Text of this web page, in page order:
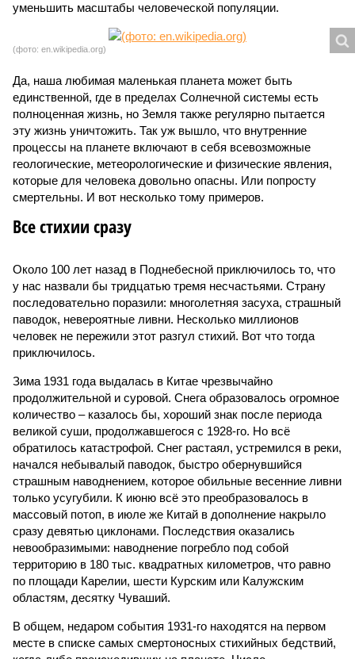
уменьшить масштабы человеческой популяции.
(фото: en.wikipedia.org)
Да, наша любимая маленькая планета может быть
единственной, где в пределах Солнечной системы есть
полноценная жизнь, но Земля также регулярно пытается
эту жизнь уничтожить. Так уж вышло, что внутренние
процессы на планете включают в себя всевозможные
геологические, метеорологические и физические явления,
которые для человека довольно опасны. Или попросту
смертельны. И вот несколько тому примеров.
Все стихии сразу
Около 100 лет назад в Поднебесной приключилось то, что
у нас назвали бы тридцатью тремя несчастьями. Страну
последовательно поразили: многолетняя засуха, страшный
паводок, невероятные ливни. Несколько миллионов
человек не пережили этот разгул стихий. Вот что тогда
приключилось.
Зима 1931 года выдалась в Китае чрезвычайно
продолжительной и суровой. Снега образовалось огромное
количество – казалось бы, хороший знак после периода
великой суши, продолжавшегося с 1928-го. Но всё
обратилось катастрофой. Снег растаял, устремился в реки,
начался небывалый паводок, быстро обернувшийся
страшным наводнением, которое обильные весенние ливни
только усугубили. К июню всё это преобразовалось в
массовый потоп, в июле же Китай в дополнение накрыло
сразу девятью циклонами. Последствия оказались
невообразимыми: наводнение погребло под собой
территорию в 180 тыс. квадратных километров, что равно
по площади Карелии, шести Курским или Калужским
областям, десятку Чуваший.
В общем, недаром события 1931-го находятся на первом
месте в списке самых смертоносных стихийных бедствий,